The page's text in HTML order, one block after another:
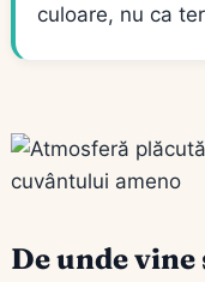
culoare, nu ca
De unde